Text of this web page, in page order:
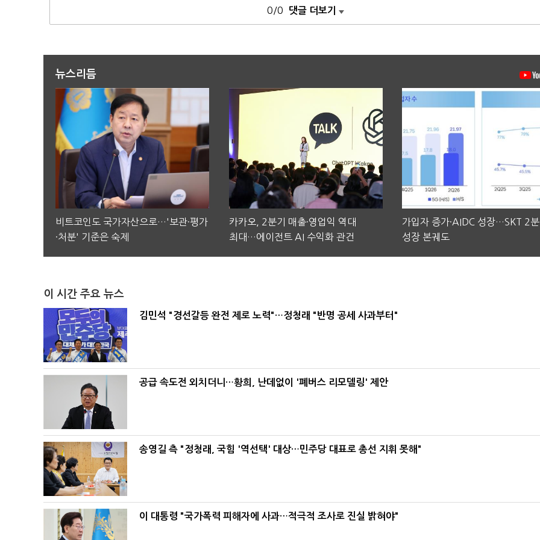
0/0 댓글 더보기
뉴스리듬
비트코인도 국가자산으로…'보관·평가
·처분' 기준은 숙제
카카오, 2분기 매출·영업익 역대
최대…에이전트 AI 수익화 관건
가입자 증가·AIDC 성장…SKT 2
성장 본궤도
이 시간 주요 뉴스
김민석 "경선갈등 완전 제로 노력"…정청래 "반명 공세 사과부터"
공급 속도전 외치더니…황희, 난데없이 '폐버스 리모델링' 제안
송영길 측 "정청래, 국힘 '역선택' 대상…민주당 대표로 총선 지휘 못해"
이 대통령 "국가폭력 피해자에 사과…적극적 조사로 진실 밝혀야"